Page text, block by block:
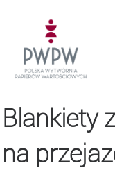
Blankiety
na